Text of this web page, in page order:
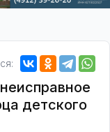
детского